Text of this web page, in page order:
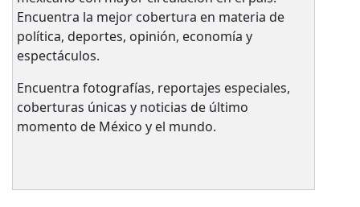
Encuentra la mejor cobertura en materia de
política, deportes, opinión, economía y
espectáculos.
Encuentra fotografías, reportajes especiales,
coberturas únicas y noticias de último
momento de México y el mundo.